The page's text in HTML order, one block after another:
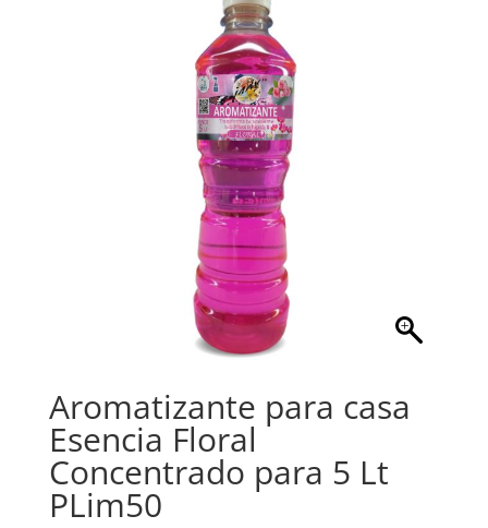
Aromatizante para casa
Esencia Floral
Concentrado para 5 Lt
PLim50